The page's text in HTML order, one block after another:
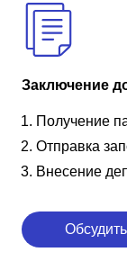
Заключение
Получение
Отправка
Внесение